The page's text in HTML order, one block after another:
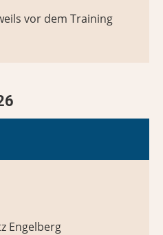
vor dem Training
Engelberg